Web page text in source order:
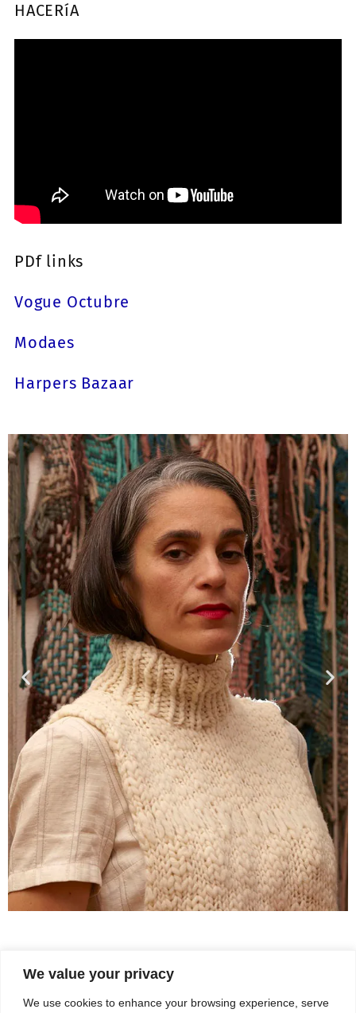
We value your privacy
We use cookies to enhance your browsing experience, serve
HACERíA
PDf links
Vogue Octubre
Modaes
Harpers Bazaar
EL País Semanal Noviembre. Fotos Geray
Mena